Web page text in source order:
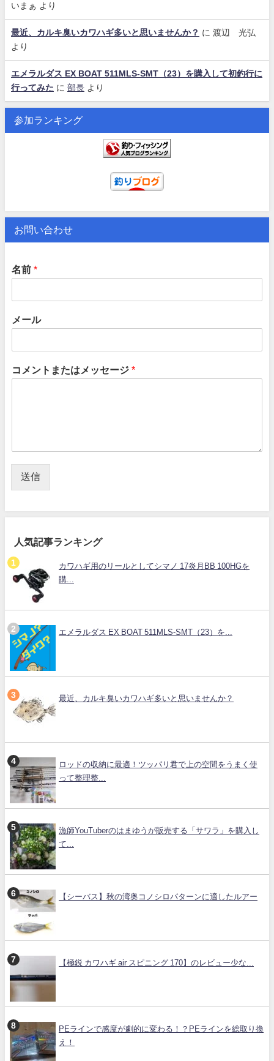
いまぁ
より
最近、カルキ臭いカワハギ多いと思いませんか？ に 渡辺 光弘
より
エメラルダス EX BOAT 511MLS-SMT（23）を購入して初釣行に
行ってみた に 部長 より
参加ランキング
お問い合わせ
名前 *
メール
コメントまたはメッセージ *
送信
人気記事ランキング
カワハギ用のリールとしてシマノ 17炎月BB 100HGを
購...
エメラルダス EX BOAT 511MLS-SMT（23）を...
最近、カルキ臭いカワハギ多いと思いませんか？
ロッドの収納に最適！ツッパリ君で上の空間をうまく使
って整理整...
漁師YouTuberのはまゆうが販売する「サワラ」を購入し
て...
【シーバス】秋の湾奥コノシロパターンに適したルアー
【極鋭 カワハギ air スピニング 170】のレビュー少な...
PEラインで感度が劇的に変わる！？PEラインを総取り換
え！